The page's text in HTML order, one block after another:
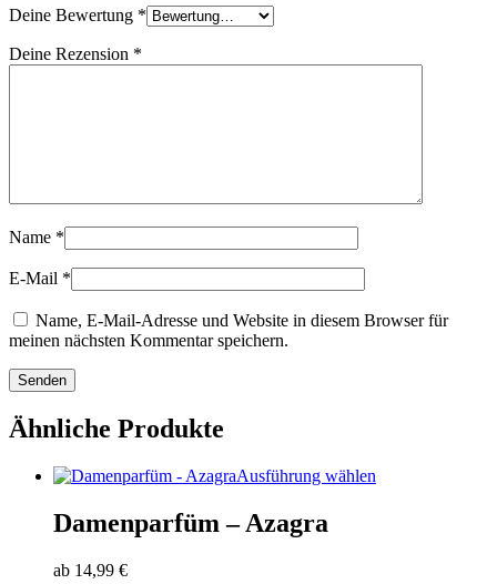
Deine Bewertung *
Deine Rezension *
Name *
E-Mail *
Name, E-Mail-Adresse und Website in diesem Browser für
meinen nächsten Kommentar speichern.
Ähnliche Produkte
Ausführung wählen
Damenparfüm – Azagra
ab 14,99 €